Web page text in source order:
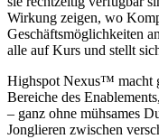
Wirkung zeigen, wo
Geschäftsmöglichkeiten
alle auf Kurs und stellt
Highspot Nexus™ macht
Bereiche des
– ganz ohne mühsames
Jonglieren zwischen